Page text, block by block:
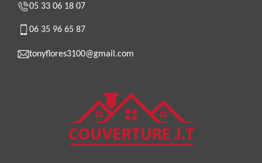
05 33 06 18 07
06 35 96 65 87
tonyflores3100@gmail.com